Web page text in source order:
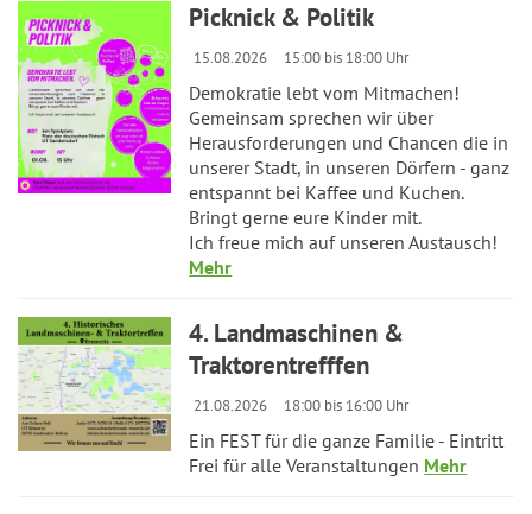
Picknick & Politik
15.08.2026 15:00 bis 18:00 Uhr
Demokratie lebt vom Mitmachen!
Gemeinsam sprechen wir über
Herausforderungen und Chancen die in
unserer Stadt, in unseren Dörfern - ganz
entspannt bei Kaffee und Kuchen.
Bringt gerne eure Kinder mit.
Ich freue mich auf unseren Austausch!
Mehr
4. Landmaschinen &
Traktorentrefffen
21.08.2026 18:00 bis 16:00 Uhr
Ein FEST für die ganze Familie - Eintritt
Frei für alle Veranstaltungen Mehr